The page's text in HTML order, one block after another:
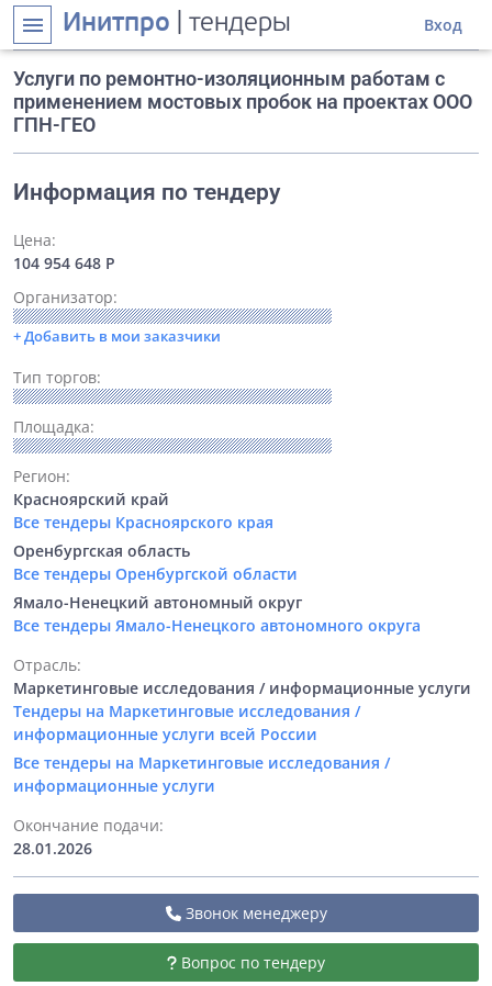
menu Инитпро | тендеры Вход
Услуги по ремонтно-изоляционным работам с
применением мостовых пробок на проектах ООО
ГПН-ГЕО
Информация по тендеру
Цена:
104 954 648 Р
Организатор:
+ Добавить в мои заказчики
Тип торгов:
Площадка:
Регион:
Красноярский край
Все тендеры Красноярского края
Оренбургская область
Все тендеры Оренбургской области
Ямало-Ненецкий автономный округ
Все тендеры Ямало-Ненецкого автономного округа
Отрасль:
Маркетинговые исследования / информационные услуги
Тендеры на Маркетинговые исследования /
информационные услуги всей России
Все тендеры на Маркетинговые исследования /
информационные услуги
Окончание подачи:
28.01.2026
Звонок менеджеру
Вопрос по тендеру